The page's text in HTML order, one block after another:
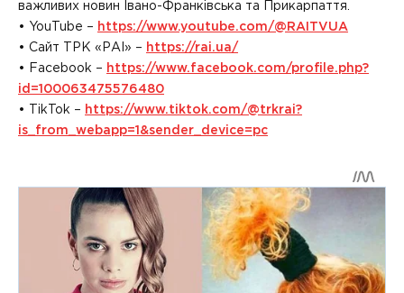
важливих новин Івано-Франківська та Прикарпаття.
• YouTube – https://www.youtube.com/@RAITVUA
• Сайт ТРК «РАІ» – https://rai.ua/
• Facebook – https://www.facebook.com/profile.php?
id=100063475576480
• TikTok – https://www.tiktok.com/@trkrai?
is_from_webapp=1&sender_device=pc